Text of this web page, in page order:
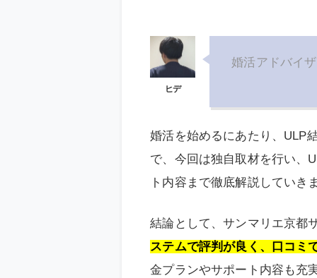
婚活アドバイ
婚活を始めるにあたり、ULP
で、今回は独自取材を行い、
ト内容まで徹底解説していき
結論として、サンマリエ京都
ステムで評判が良く、口コミ
金プランやサポート内容も充